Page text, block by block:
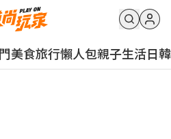
美食旅行懶人包親子生活日韓